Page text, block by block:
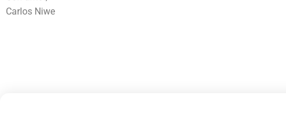
Carlos Niwe